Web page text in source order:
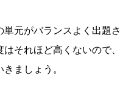
元がバランスよく出題さ
それほど高くないので、
ましょう。